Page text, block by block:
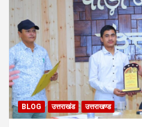
BLOG उत्तराखंड उत्तराखण्ड